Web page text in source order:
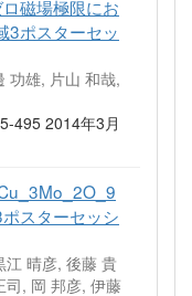
磁場極限にお
3ポスターセッ
功雄, 片山 和哉,
495 2014年3月
スターセッシ
江 晴彦, 後藤 貴
司, 岡 邦彦, 伊藤